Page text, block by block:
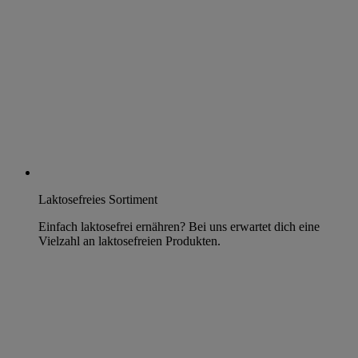
Laktosefreies Sortiment
Einfach laktosefrei ernähren? Bei uns erwartet dich eine
Vielzahl an laktosefreien Produkten.